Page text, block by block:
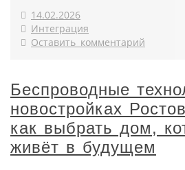
14.02.2026
Интеграция
Оставить комментарий
Беспроводные
новостройках
как выбрать дом,
живёт в будущем